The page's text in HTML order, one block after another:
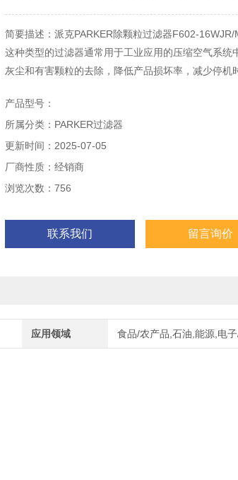
简要描述：派克PARKER除颗粒过滤器F602-16WJR/
这种类型的过滤器通常用于工业应用的压缩空气系统
灰尘和有害颗粒的去除，降低产品损坏率，减少停机
产品型号：
所属分类：PARKER过滤器
更新时间：2025-07-05
厂商性质：经销商
浏览次数：756
联系我们 留言询价
应用领域 食品/农产品,石油,能源,电